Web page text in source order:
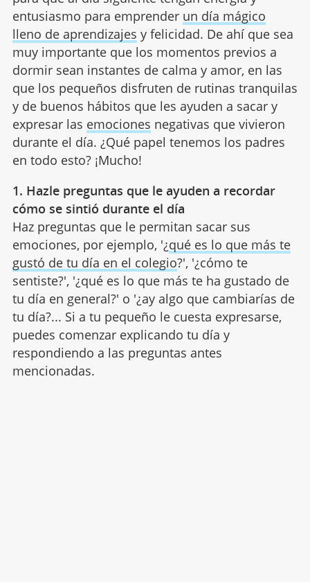
entusiasmo para emprender un día mágico
lleno de aprendizajes y felicidad. De ahí que sea
muy importante que los momentos previos a
dormir sean instantes de calma y amor, en las
que los pequeños disfruten de rutinas tranquilas
y de buenos hábitos que les ayuden a sacar y
expresar las emociones negativas que vivieron
durante el día. ¿Qué papel tenemos los padres
en todo esto? ¡Mucho!
1. Hazle preguntas que le ayuden a recordar
cómo se sintió durante el día
Haz preguntas que le permitan sacar sus
emociones, por ejemplo, '¿qué es lo que más te
gustó de tu día en el colegio?', '¿cómo te
sentiste?', '¿qué es lo que más te ha gustado de
tu día en general?' o '¿ay algo que cambiarías de
tu día?... Si a tu pequeño le cuesta expresarse,
puedes comenzar explicando tu día y
respondiendo a las preguntas antes
mencionadas.